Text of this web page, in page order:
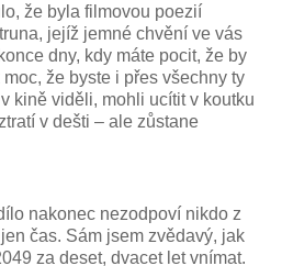
že byla filmovou poezií
jejíž jemné chvění ve vás
dny, kdy máte pocit, že by
že byste i přes všechny ty
kině viděli, mohli ucítit v koutku
v dešti – ale zůstane
nakonec nezodpoví nikdo z
čas. Sám jsem zvědavý, jak
za deset, dvacet let vnímat.